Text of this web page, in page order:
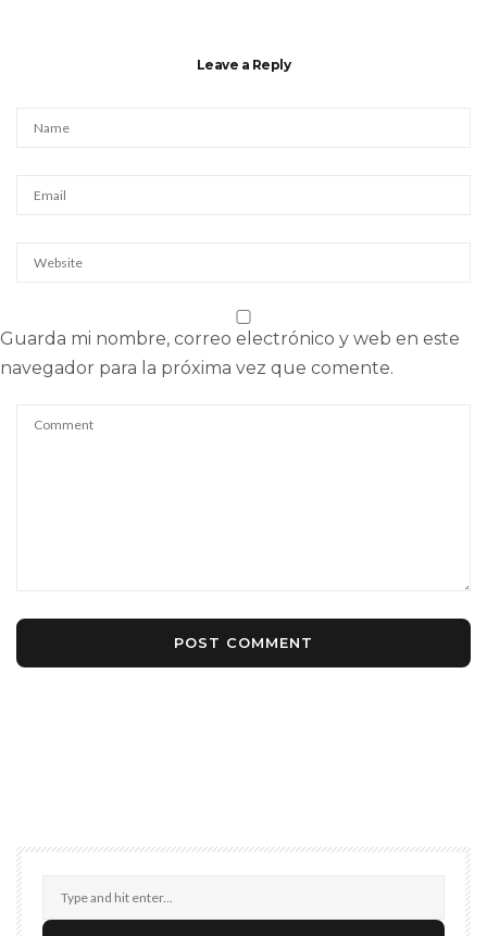
Leave a Reply
Guarda mi nombre, correo electrónico y web en este
navegador para la próxima vez que comente.